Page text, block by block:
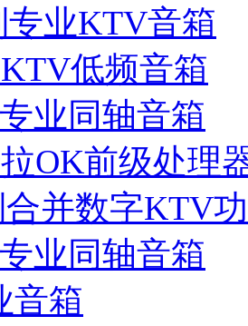
专业KTV音箱
低频音箱
业同轴音箱
OK前级处理
并数字KTV
业同轴音箱
音箱